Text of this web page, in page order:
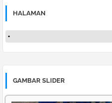
HALAMAN
GAMBAR SLIDER